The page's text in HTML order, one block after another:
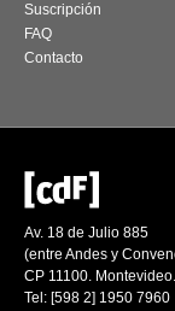
Suscripción
FAQ
Contacto
Av. 18 de Julio 885
(entre Andes y
CP 11100.
Tel: [598 2] 1950 7960